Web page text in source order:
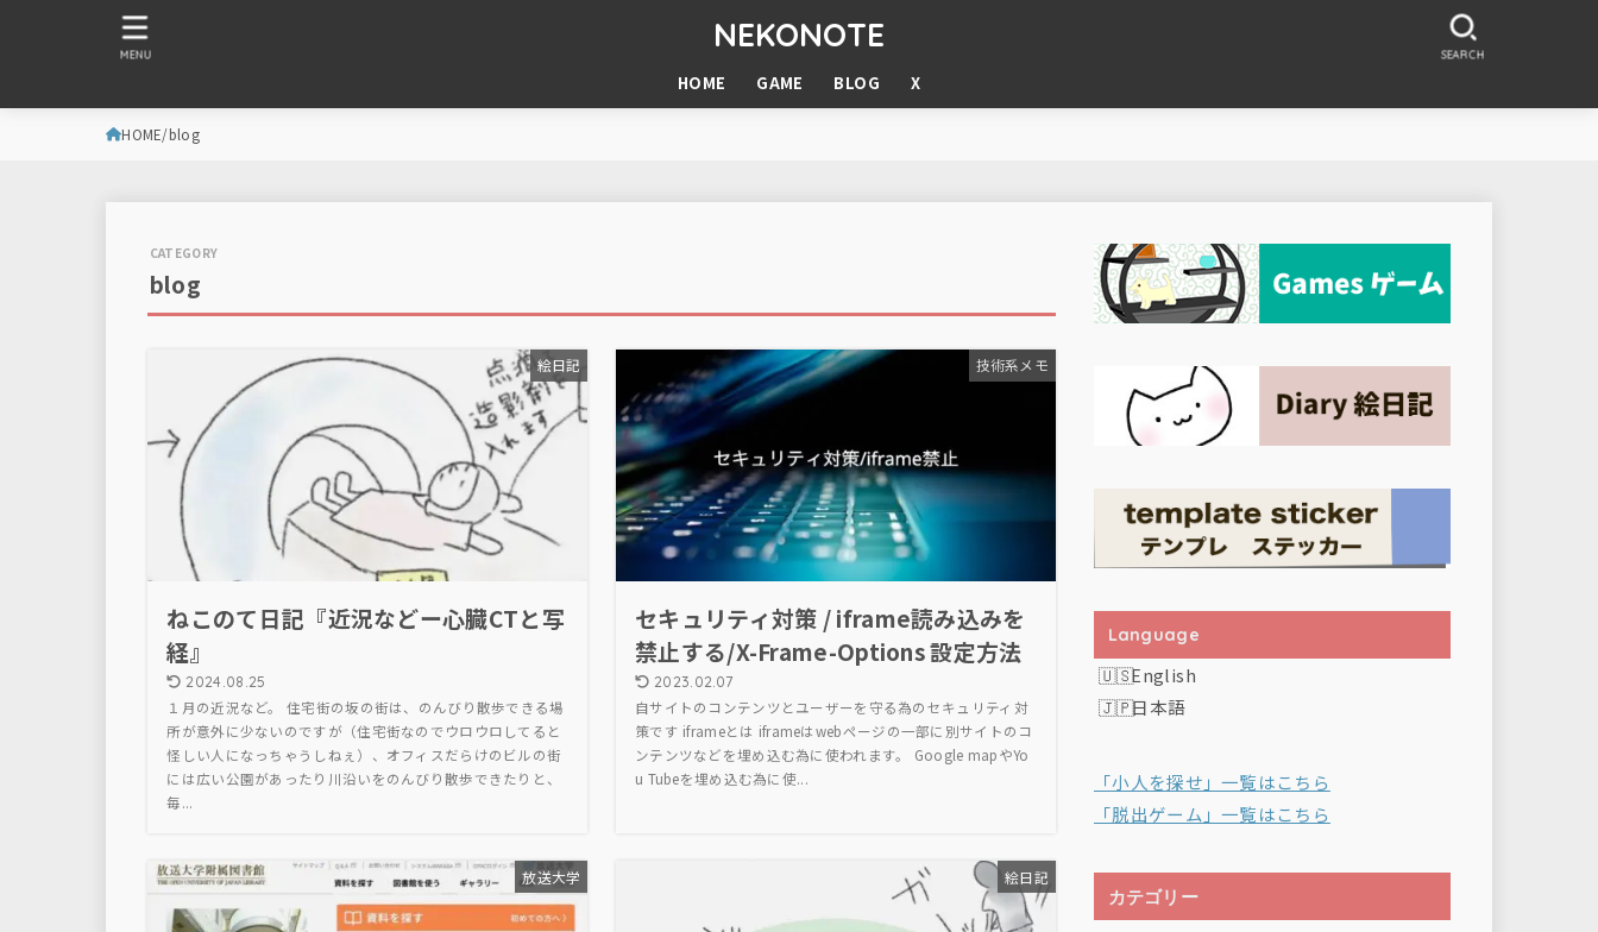
NEKONOTE
HOME GAME BLOG X
SEARCH
MENU
HOME blog
blog
絵日記
ねこのて日記『近況などー心臓CTと写
経』
2024.08.25
１月の近況など。 住宅街の坂の街は、のんびり散歩できる場
所が意外に少ないのですが（住宅街なのでウロウロしてると
怪しい人になっちゃうしねぇ）、オフィスだらけのビルの街
には広い公園があったり川沿いをのんびり散歩できたりと、
毎...
技術系メモ
セキュリティ対策 / iframe読み込みを
禁止する/X-Frame-Options 設定方法
2023.02.07
自サイトのコンテンツとユーザーを守る為のセキュリティ対
策です iframeとは iframeはwebページの一部に別サイトのコ
ンテンツなどを埋め込む為に使われます。 Google mapやYo
u Tubeを埋め込む為に使...
放送大学 絵日記
Language
English
日本語
「小人を探せ」一覧はこちら
「脱出ゲーム」一覧はこちら
カテゴリー